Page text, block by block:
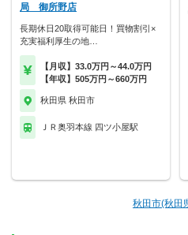
局 御所野店
長期休日20取得可能日！買物割引×
充実福利厚生の地…
【月収】33.0万円～44.0万円
【年収】505万円～660万円
秋田県 秋田市
ＪＲ奥羽本線 四ツ小屋駅
秋田市(秋田